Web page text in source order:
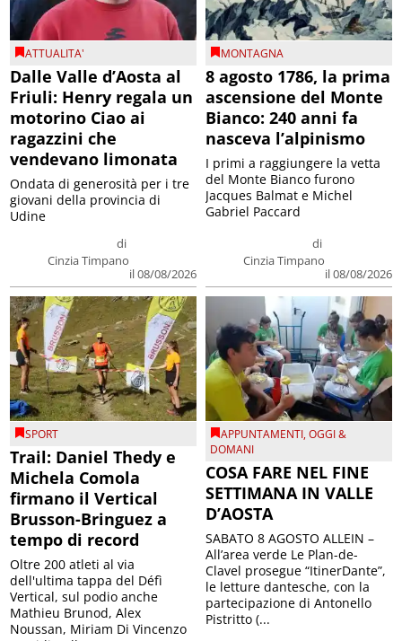
ATTUALITA'
Dalle Valle d’Aosta al
Friuli: Henry regala un
motorino Ciao ai
ragazzini che
vendevano limonata
di
Cinzia Timpano
il 08/08/2026
Ondata di generosità per i tre
giovani della provincia di
Udine
MONTAGNA
8 agosto 1786, la prima
ascensione del Monte
Bianco: 240 anni fa
nasceva l’alpinismo
di
Cinzia Timpano
il 08/08/2026
I primi a raggiungere la vetta
del Monte Bianco furono
Jacques Balmat e Michel
Gabriel Paccard
SPORT
Trail: Daniel Thedy e
Michela Comola
firmano il Vertical
Brusson-Bringuez a
tempo di record
Oltre 200 atleti al via
dell'ultima tappa del Défì
Vertical, sul podio anche
Mathieu Brunod, Alex
Noussan, Miriam Di Vincenzo
APPUNTAMENTI,OGGI &
DOMANI
COSA FARE NEL FINE
SETTIMANA IN VALLE
D’AOSTA
SABATO 8 AGOSTO ALLEIN –
All’area verde Le Plan-de-
Clavel prosegue “ItinerDante”,
le letture dantesche, con la
partecipazione di Antonello
Pistritto (...